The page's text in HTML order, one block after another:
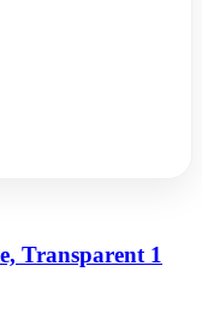
Transparent 1